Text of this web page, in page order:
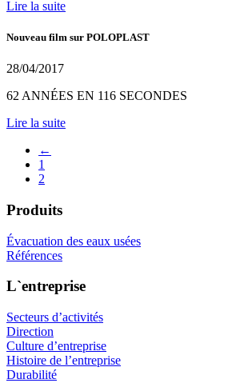
Lire la suite
Nouveau film sur POLOPLAST
28/04/2017
62 ANNÉES EN 116 SECONDES
Lire la suite
←
1
2
Produits
Évacuation des eaux usées
Références
L`entreprise
Secteurs d’activités
Direction
Culture d’entreprise
Histoire de l’entreprise
Durabilité